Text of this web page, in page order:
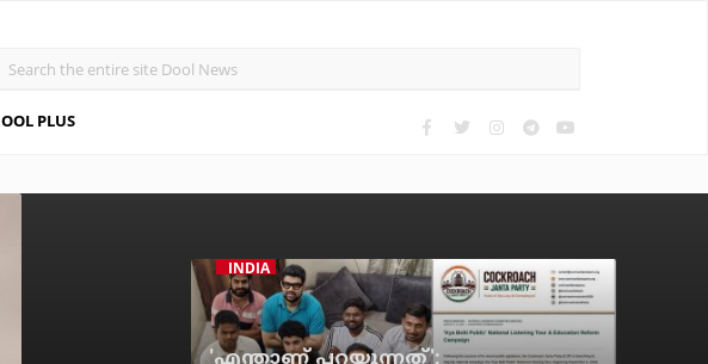
PLUS
INDIA
'എന്താണ് പറയുന്നത്';